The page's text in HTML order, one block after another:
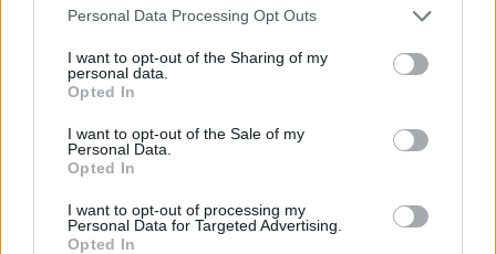
Please note that this website/app uses one or more Google
not limited to your visit or usage behaviour. You may click to
grant or deny consent to Google and its third-party tags to
use your data for below specified purposes in below Google
consent section.
Personal Data Processing Opt Outs
I want to opt-out of the Sharing of my
personal data.
Opted In
I want to opt-out of the Sale of my
Personal Data.
Opted In
I want to opt-out of processing my
Personal Data for Targeted Advertising.
Opted In
Νίκος Νικολάου: Αυτή είναι η απάντηση του
ηθοποιού στα δημοσιεύματα περί σεξουαλικής
11.03.2021 17:25